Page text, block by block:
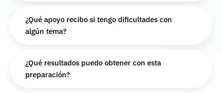
¿Qué apoyo recibo si tengo dificultades con
algún tema?
¿Qué resultados puedo obtener con esta
preparación?